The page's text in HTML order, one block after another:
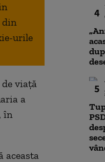
din
urile
viață
a
în
aceasta
4
5